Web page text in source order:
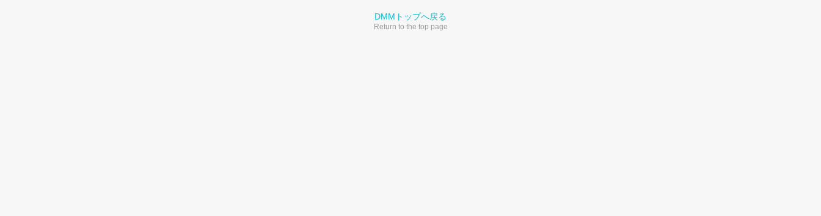
DMMトップへ戻る
Return to the top page